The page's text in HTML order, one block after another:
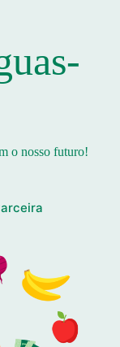
o nosso futuro!